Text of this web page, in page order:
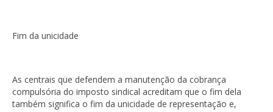
Fim da unicidade
As centrais que defendem a manutenção da cobrança
compulsória do imposto sindical acreditam que o fim dela
também significa o fim da unicidade de representação e,